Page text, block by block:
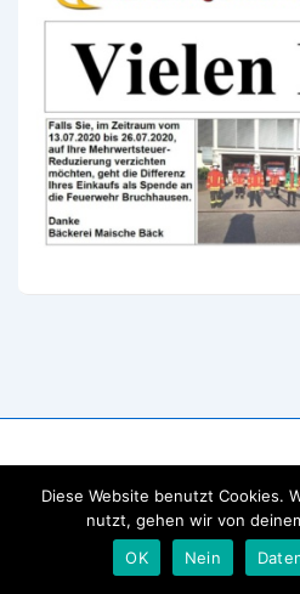
Diese Website benutzt Cookies.
nutzt, gehen wir von
OK
Nein